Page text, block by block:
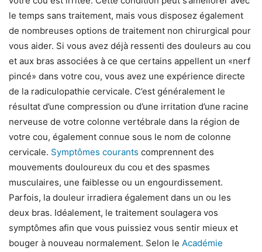
le temps sans traitement, mais vous disposez également
de nombreuses options de traitement non chirurgical pour
vous aider. Si vous avez déjà ressenti des douleurs au cou
et aux bras associées à ce que certains appellent un «nerf
pincé» dans votre cou, vous avez une expérience directe
de la radiculopathie cervicale. C’est généralement le
résultat d’une compression ou d’une irritation d’une racine
nerveuse de votre colonne vertébrale dans la région de
votre cou, également connue sous le nom de colonne
cervicale. Symptômes courants comprennent des
mouvements douloureux du cou et des spasmes
musculaires, une faiblesse ou un engourdissement.
Parfois, la douleur irradiera également dans un ou les
deux bras. Idéalement, le traitement soulagera vos
symptômes afin que vous puissiez vous sentir mieux et
bouger à nouveau normalement. Selon le Académie